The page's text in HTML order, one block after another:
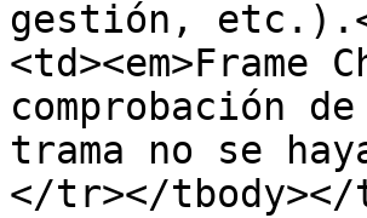
gestión,
<td><em>Frame
comprobación
trama no se
</tr></tbody></